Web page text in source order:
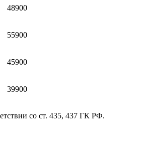
48900
55900
45900
39900
со ст. 435, 437 ГК РФ.